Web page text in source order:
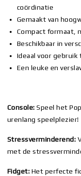
coördinatie
Gemaakt van
Compact formaat,
Beschikbaar in
Ideaal voor
Een leuke en
Console: Speel het
urenlang speelplezier!
Stressverminderend:
met de
Fidget: Het perfecte